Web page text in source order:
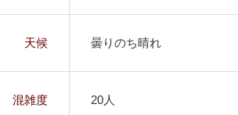
天候 曇りのち晴れ
混雑度 20人